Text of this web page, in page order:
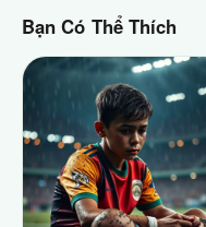
Bạn Có Thể Thích